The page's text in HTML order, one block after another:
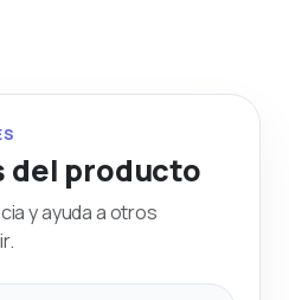
del producto
y ayuda a otros